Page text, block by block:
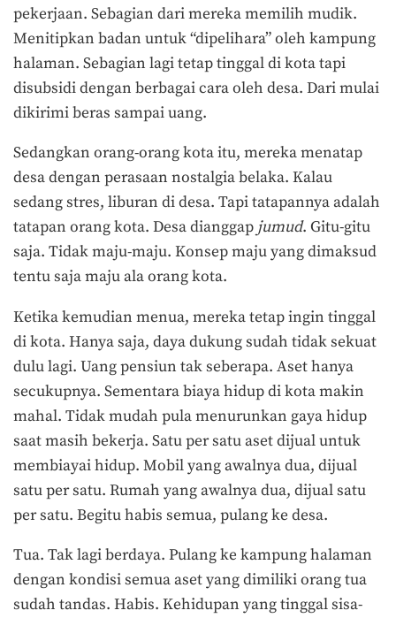
pekerjaan. Sebagian dari mereka memilih mudik.
Menitipkan badan untuk “dipelihara” oleh kampung
halaman. Sebagian lagi tetap tinggal di kota tapi
disubsidi dengan berbagai cara oleh desa. Dari mulai
dikirimi beras sampai uang.
Sedangkan orang-orang kota itu, mereka menatap
desa dengan perasaan nostalgia belaka. Kalau
sedang stres, liburan di desa. Tapi tatapannya adalah
tatapan orang kota. Desa dianggap jumud. Gitu-gitu
saja. Tidak maju-maju. Konsep maju yang dimaksud
tentu saja maju ala orang kota.
Ketika kemudian menua, mereka tetap ingin tinggal
di kota. Hanya saja, daya dukung sudah tidak sekuat
dulu lagi. Uang pensiun tak seberapa. Aset hanya
secukupnya. Sementara biaya hidup di kota makin
mahal. Tidak mudah pula menurunkan gaya hidup
saat masih bekerja. Satu per satu aset dijual untuk
membiayai hidup. Mobil yang awalnya dua, dijual
satu per satu. Rumah yang awalnya dua, dijual satu
per satu. Begitu habis semua, pulang ke desa.
Tua. Tak lagi berdaya. Pulang ke kampung halaman
dengan kondisi semua aset yang dimiliki orang tua
sudah tandas. Habis. Kehidupan yang tinggal sisa-